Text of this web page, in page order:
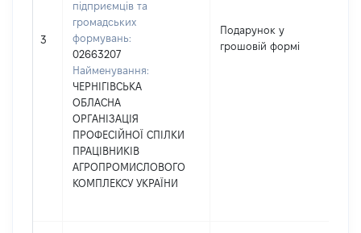
3
підприємців та
громадських
формувань:
02663207
Найменування:
ЧЕРНІГІВСЬКА
ОБЛАСНА
ОРГАНІЗАЦІЯ
ПРОФЕСІЙНОЇ СПІЛКИ
ПРАЦІВНИКІВ
АГРОПРОМИСЛОВОГО
КОМПЛЕКСУ УКРАЇНИ
Подарунок у
грошовій формі